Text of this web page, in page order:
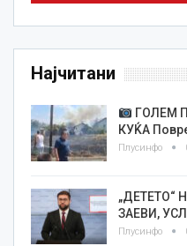
Најчитани
ГОЛЕМ
КУЌА
Плусинфо
„ДЕТЕТО“
ЗАЕВИ,
Плусинфо